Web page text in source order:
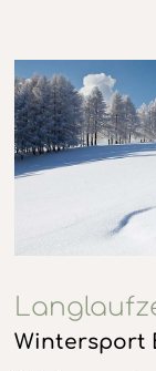
Wintersport